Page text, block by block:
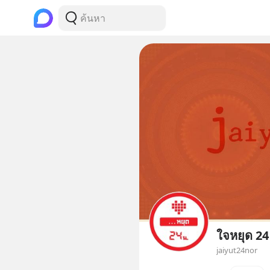
ใจหยุด
jaiyut24nor